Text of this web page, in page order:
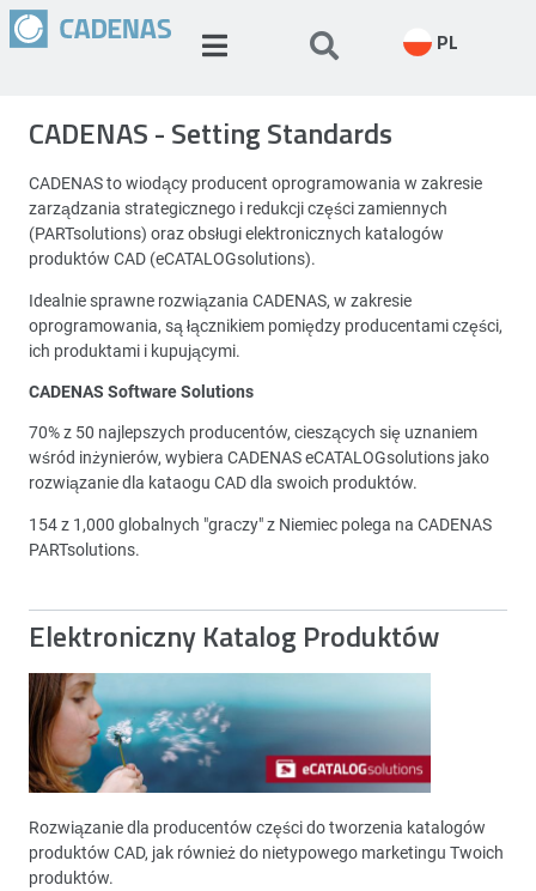
PL
CADENAS - Setting Standards
CADENAS to wiodący producent oprogramowania w zakresie
zarządzania strategicznego i redukcji części zamiennych
(PARTsolutions) oraz obsługi elektronicznych katalogów
produktów CAD (eCATALOGsolutions).
Idealnie sprawne rozwiązania CADENAS, w zakresie
oprogramowania, są łącznikiem pomiędzy producentami części,
ich produktami i kupującymi.
CADENAS Software Solutions
70% z 50 najlepszych producentów, cieszących się uznaniem
wśród inżynierów, wybiera CADENAS eCATALOGsolutions jako
rozwiązanie dla kataogu CAD dla swoich produktów.
154 z 1,000 globalnych "graczy" z Niemiec polega na CADENAS
PARTsolutions.
Elektroniczny Katalog Produktów
Rozwiązanie dla producentów części do tworzenia katalogów
produktów CAD, jak również do nietypowego marketingu Twoich
produktów.